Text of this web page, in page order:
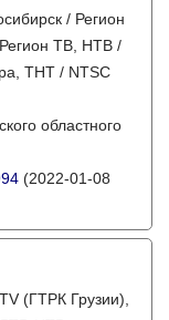
/ Регион
ТВ, НТВ /
ТНТ / NTSC
областного
(2022-01-08
(ГТРК Грузии),